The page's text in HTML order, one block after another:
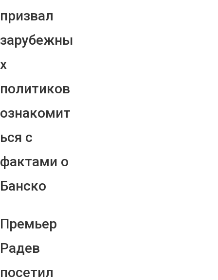
призвал
зарубежны
х
политиков
ознакомит
ься с
фактами о
Банско
Премьер
Радев
посетил